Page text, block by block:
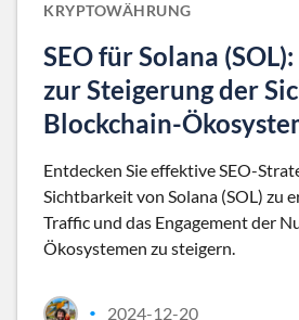
KRYPTOWÄHRUNG
SEO für Solana
zur Steigerung der
Blockchain-
Entdecken Sie effektive SEO-
Sichtbarkeit von Solana (SOL) zu
Traffic und das Engagement der
Ökosystemen zu steigern.
• 2024-12-20